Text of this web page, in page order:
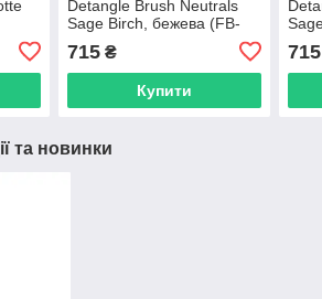
Detangle Brush Neutrals
Sage Birch, бежева (FB-
715₴
Купити
715
та новинки